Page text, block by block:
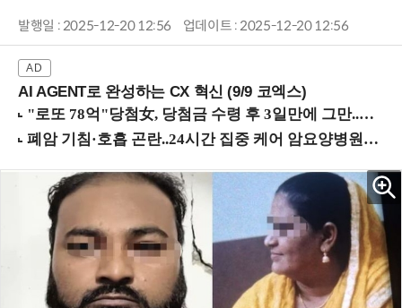
발행일 : 2025-12-20 12:56 업데이트 : 2025-12-20 12:56
AI AGENT로 완성하는 CX 혁신 (9/9 코엑스)